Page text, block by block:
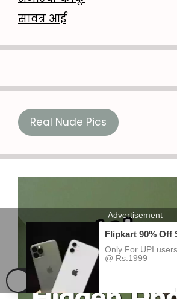
सावत्र आई
Real Nude Pics